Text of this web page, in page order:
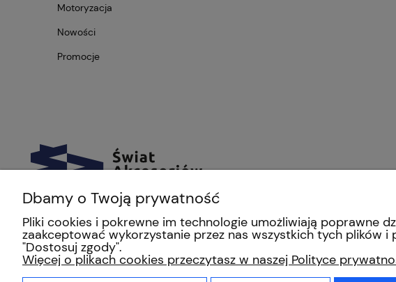
Motoryzacja
Nowości
Promocje
Dbamy o Twoją prywatność
Pliki cookies i pokrewne im technologie umożliwiają poprawne
zaakceptować wykorzystanie przez nas wszystkich tych plików
"Dostosuj zgody".
Więcej o plikach cookies przeczytasz w naszej Polityce